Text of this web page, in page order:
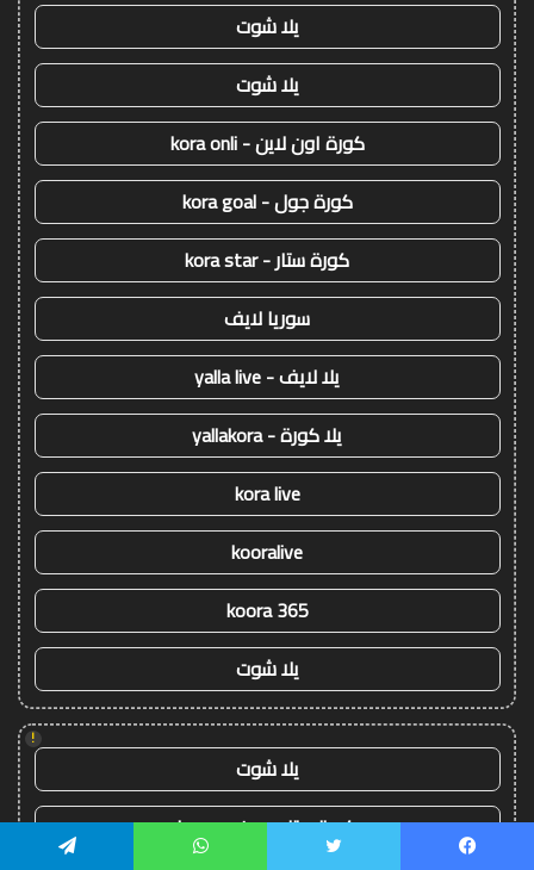
يلا شوت
يلا شوت
كورة اون لاين - kora onli
كورة جول - kora goal
كورة ستار - kora star
سوريا لايف
يلا لايف - yalla live
يلا كورة - yallakora
kora live
kooralive
koora 365
يلا شوت
!
يلا شوت
كورة ستار - koora-star